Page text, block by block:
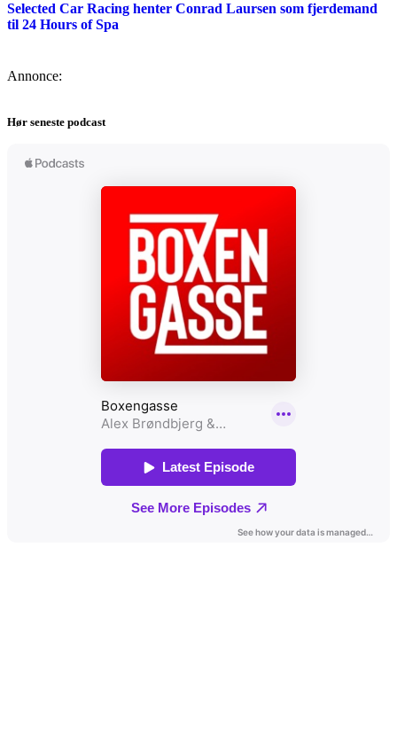
Selected Car Racing henter Conrad Laursen som fjerdemand
til 24 Hours of Spa
Annonce:
Hør seneste podcast